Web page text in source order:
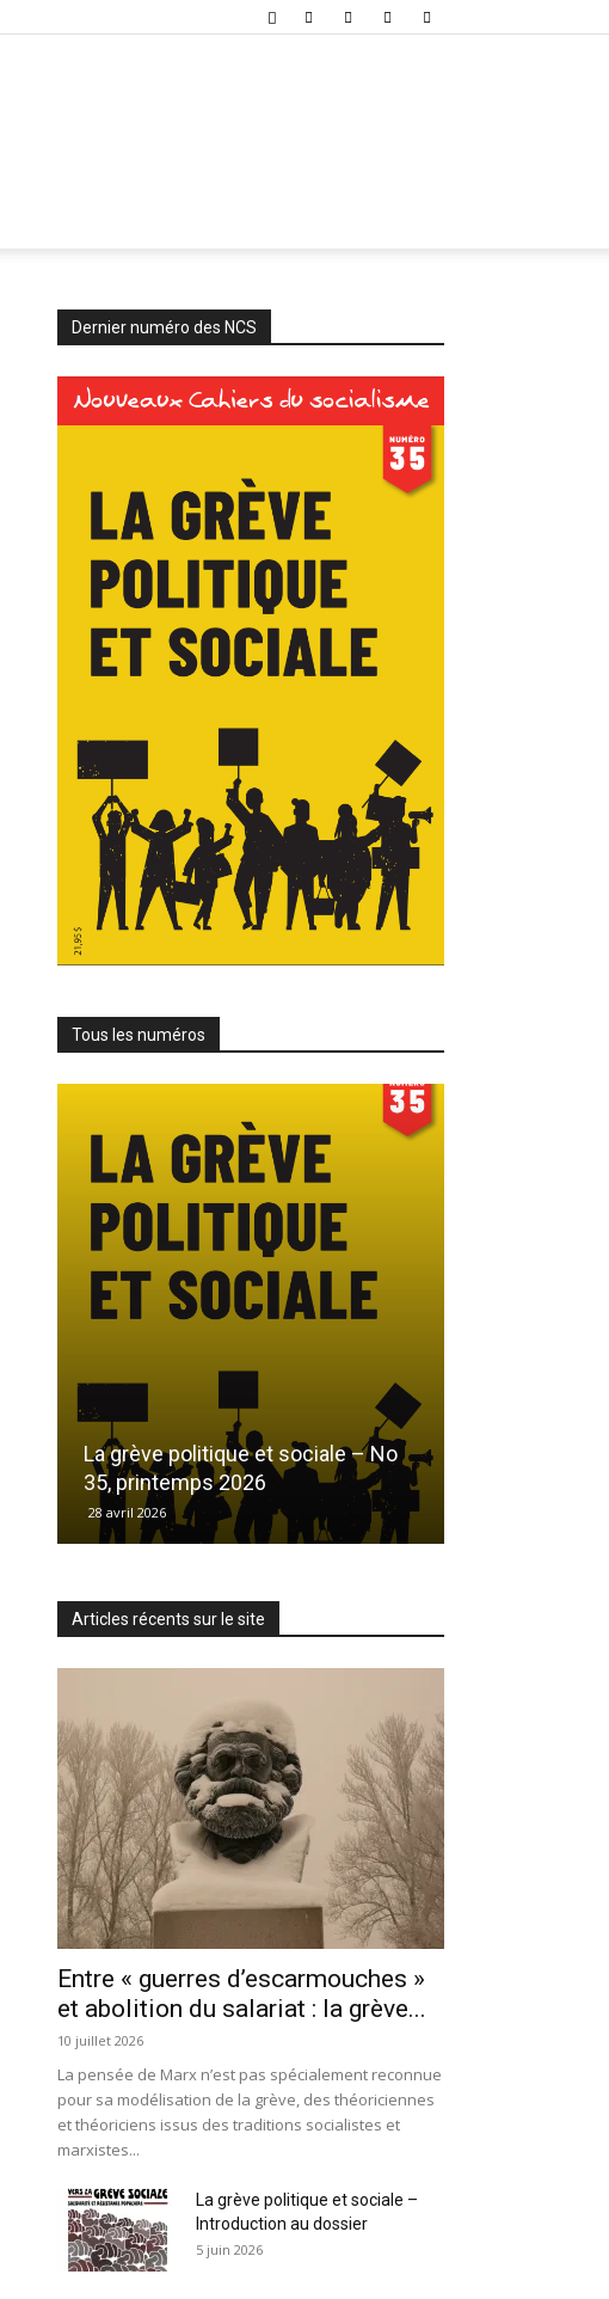
Dernier numéro des NCS
Tous les numéros
La grève politique et sociale – No
35, printemps 2026
28 avril 2026
Articles récents sur le site
Entre « guerres d’escarmouches »
et abolition du salariat : la grève...
10 juillet 2026
La pensée de Marx n’est pas spécialement reconnue
pour sa modélisation de la grève, des théoriciennes
et théoriciens issus des traditions socialistes et
marxistes...
La grève politique et sociale –
Introduction au dossier
5 juin 2026